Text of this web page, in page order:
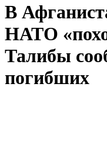
В
НАТО
Талибы
погибших